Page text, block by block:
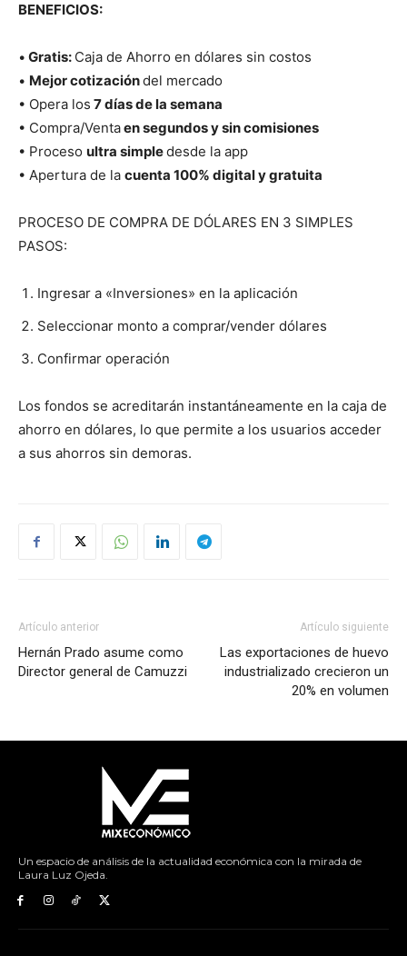
BENEFICIOS:
• Gratis: Caja de Ahorro en dólares sin costos
• Mejor cotizacióndel mercado
• Opera los 7 días de la semana
• Compra/Ventaen segundos y sin comisiones
• Proceso ultra simpledesde la app
• Apertura de la cuenta 100% digital y gratuita
PROCESO DE COMPRA DE DÓLARES EN 3 SIMPLES
PASOS:
Ingresar a «Inversiones» en la aplicación
Seleccionar monto a comprar/vender dólares
Confirmar operación
Los fondos se acreditarán instantáneamente en la caja de
ahorro en dólares, lo que permite a los usuarios acceder
a sus ahorros sin demoras.
Artículo anterior
Hernán Prado asume como
Director general de Camuzzi
Artículo siguiente
Las exportaciones de huevo
industrializado crecieron un
20% en volumen
Un espacio de análisis de la actualidad económica con la mirada de
Laura Luz Ojeda.